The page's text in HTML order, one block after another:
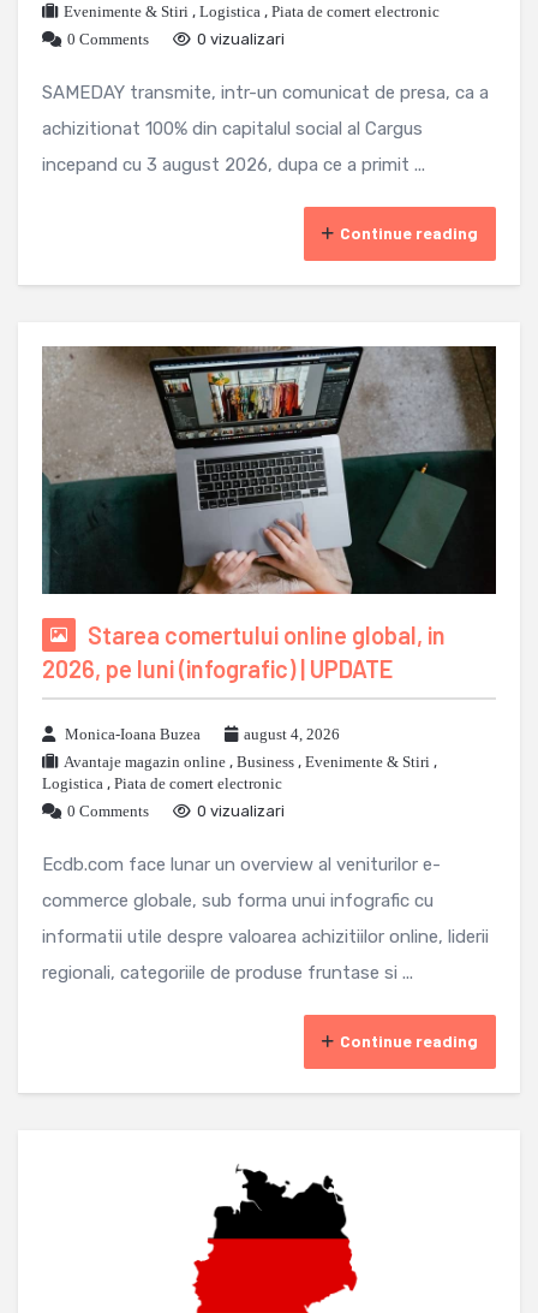
Evenimente & Stiri , Logistica , Piata de comert electronic
0 Comments
0 vizualizari
SAMEDAY transmite, intr-un comunicat de presa, ca a
achizitionat 100% din capitalul social al Cargus
incepand cu 3 august 2026, dupa ce a primit ...
Continue reading
Starea comertului online global, in
2026, pe luni (infografic) | UPDATE
Monica-Ioana Buzea
august 4, 2026
Avantaje magazin online , Business , Evenimente & Stiri ,
Logistica , Piata de comert electronic
0 Comments
0 vizualizari
Ecdb.com face lunar un overview al veniturilor e-
commerce globale, sub forma unui infografic cu
informatii utile despre valoarea achizitiilor online, liderii
regionali, categoriile de produse fruntase si ...
Continue reading